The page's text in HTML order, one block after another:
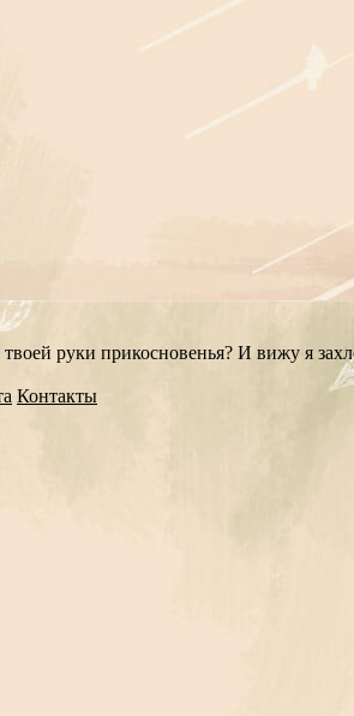
руки прикосновенья? И вижу я
Контакты